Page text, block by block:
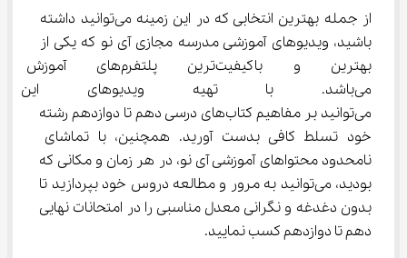
از جمله بهترین انتخابی که در این زمینه می‌توانید داشته
باشید، ویدیوهای آموزشی مدرسه مجازی آی نو که یکی از
بهترین و باکیفیت‌ترین
می‌باشد. با تهیه ویدیوهای
می‌توانید بر مفاهیم کتاب‌های درسی دهم تا دوازدهم رشته
خود تسلط کافی بدست آورید. همچنین، با تماشای
نامحدود محتواهای آموزشی آی نو، در هر زمان و مکانی که
بودید، می‌توانید به مرور و مطالعه دروس خود بپردازید تا
بدون دغدغه و نگرانی معدل مناسبی را در امتحانات نهایی
دهم تا دوازدهم کسب نمایید.